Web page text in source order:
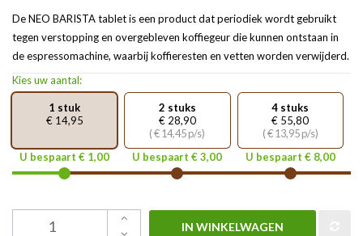
De NEO BARISTA tablet is een product dat periodiek wordt gebruikt
tegen verstopping en overgebleven koffiegeur die kunnen ontstaan in
de espressomachine, waarbij koffieresten en vetten worden verwijderd.
Kies uw aantal:
1 stuk
€ 14,95
U bespaart € 1,00
2 stuks
€ 28,90
( € 14,45 p/s)
U bespaart € 3,00
4 stuks
€ 55,80
( € 13,95 p/s)
U bespaart € 8,00
IN WINKELWAGEN